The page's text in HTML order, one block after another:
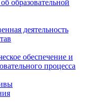
образовательной
деятельность
обеспечение и
процесса